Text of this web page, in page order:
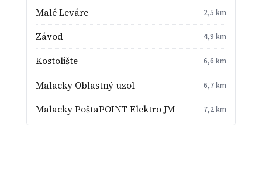
Malé Leváre 2,5 km
Závod 4,9 km
Kostolište 6,6 km
Malacky Oblastný uzol 6,7 km
Malacky PoštaPOINT Elektro JM 7,2 km